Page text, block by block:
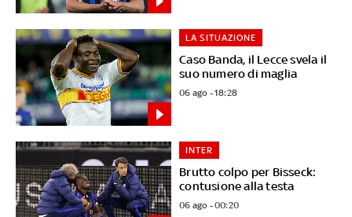
Caso Banda, il Lecce svela il
suo numero di maglia
LA SITUAZIONE
06 ago - 18:28
Brutto colpo per Bisseck:
contusione alla testa
INTER
06 ago - 00:20